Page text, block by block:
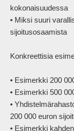
kokonaisuudessa
• Miksi suuri
sijoitusosaamista
Konkreettisia
• Esimerkki 200
• Esimerkki 500
•
200 000 euron
• Esimerkki